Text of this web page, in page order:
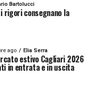
Bartolucci
rigori consegnano la
ago Elia Serra
estivo Cagliari 2026
in entrata e in uscita